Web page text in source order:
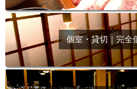
個室・貸切｜完全